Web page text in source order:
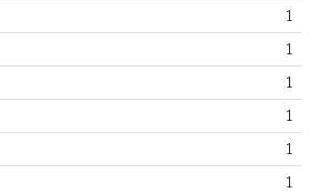
1
1
1
1
1
1